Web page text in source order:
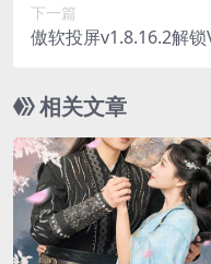
下一篇
傲软投屏v1.8.16.2解
相关文章